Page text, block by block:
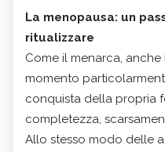
La menopausa: un
ritualizzare
Come il menarca,
momento
conquista della propria
completezza,
Allo stesso modo delle